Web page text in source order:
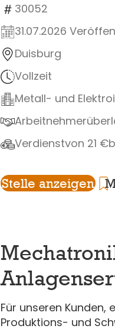
30052
31.07.2026
Duisburg
Vollzeit
Metall- und
Verdienstvon 21 €
Stelle anzeigen
Für unseren
Produktions- und